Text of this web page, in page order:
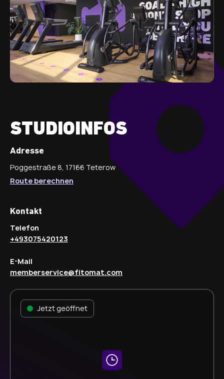
STUDIOINFOS
Jetzt geöffnet
Adresse
Poggestraße 8, 17166 Teterow
Route berechnen
Kontakt
Telefon
+493075420123
E-Mail
memberservice@fitomat.com